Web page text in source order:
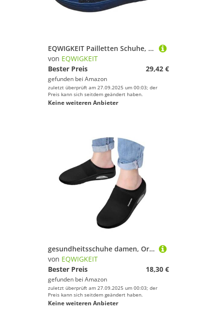
EQWIGKEIT Pailletten Schuhe, Glitzer Schuhe Damen Flach Sportschuhe Outdoor Laufschuhe Pailletten Freizeit Schuhe Riemchen Walkingschuhe Sparkly Sneaker Leichte Turnschuhe
von EQWIGKEIT
Bester Preis
29,42 €
gefunden bei Amazon
zuletzt überprüft am 27.09.2025 um 00:03; der
Preis kann sich seitdem geändert haben.
Keine weiteren Anbieter
gesundheitsschuhe damen, Orthopädische Schuhe Damen Mesh Atmungsaktive Hausschuhe Air Cushion Slip On Diabetiker Wanderschuhe Sommer Leichte Slippers Rutschfest Pantoffeln Freizeit Sportschuhe
von EQWIGKEIT
Bester Preis
18,30 €
gefunden bei Amazon
zuletzt überprüft am 27.09.2025 um 00:03; der
Preis kann sich seitdem geändert haben.
Keine weiteren Anbieter